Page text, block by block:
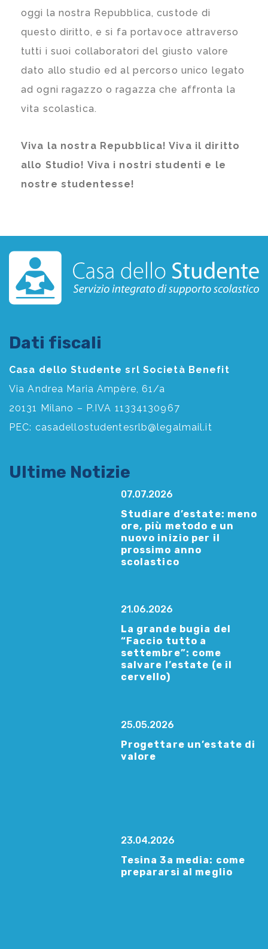
oggi la nostra Repubblica, custode di
questo diritto, e si fa portavoce attraverso
tutti i suoi collaboratori del giusto valore
dato allo studio ed al percorso unico legato
ad ogni ragazzo o ragazza che affronta la
vita scolastica.
Viva la nostra Repubblica! Viva il diritto
allo Studio! Viva i nostri studenti e le
nostre studentesse!
Dati fiscali
Casa dello Studente srl Società Benefit
Via Andrea Maria Ampère, 61/a
20131 Milano – P.IVA 11334130967
PEC: casadellostudentesrlb@legalmail.it
Ultime Notizie
07.07.2026
Studiare d’estate: meno
ore, più metodo e un
nuovo inizio per il
prossimo anno
scolastico
21.06.2026
La grande bugia del
“Faccio tutto a
settembre”: come
salvare l’estate (e il
cervello)
25.05.2026
Progettare un’estate di
valore
23.04.2026
Tesina 3a media: come
prepararsi al meglio